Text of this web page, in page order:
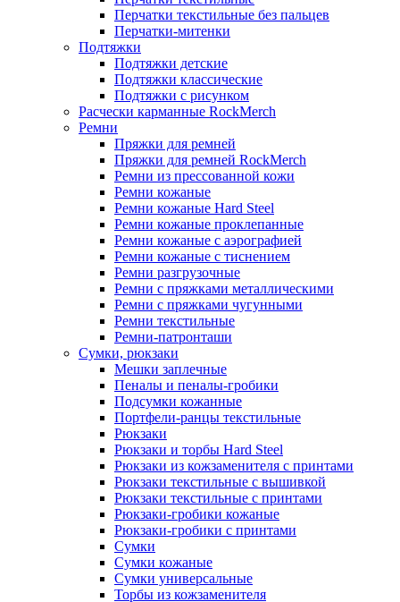
Перчатки текстильные без пальцев
Перчатки-митенки
Подтяжки
Подтяжки детские
Подтяжки классические
Подтяжки с рисунком
Расчески карманные RockMerch
Ремни
Пряжки для ремней
Пряжки для ремней RockMerch
Ремни из прессованной кожи
Ремни кожаные
Ремни кожаные Hard Steel
Ремни кожаные проклепанные
Ремни кожаные с аэрографией
Ремни кожаные с тиснением
Ремни разгрузочные
Ремни с пряжками металлическими
Ремни с пряжками чугунными
Ремни текстильные
Ремни-патронташи
Сумки, рюкзаки
Мешки заплечные
Пеналы и пеналы-гробики
Подсумки кожанные
Портфели-ранцы текстильные
Рюкзаки
Рюкзаки и торбы Hard Steel
Рюкзаки из кожзаменителя с принтами
Рюкзаки текстильные с вышивкой
Рюкзаки текстильные с принтами
Рюкзаки-гробики кожаные
Рюкзаки-гробики с принтами
Сумки
Сумки кожаные
Сумки универсальные
Торбы из кожзаменителя